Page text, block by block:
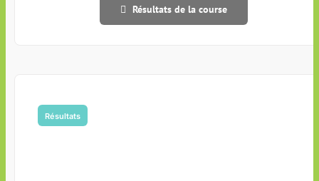
Résultats de la course
Résultats